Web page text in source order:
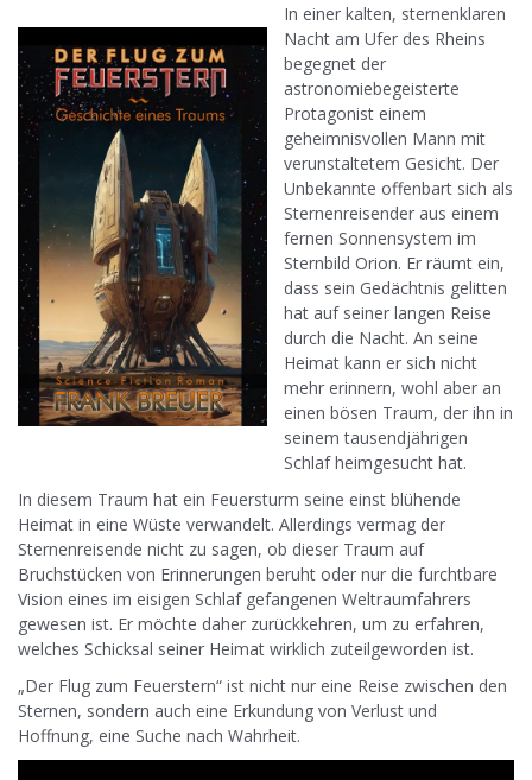
In einer kalten, sternenklaren
Nacht am Ufer des Rheins
begegnet der
astronomiebegeisterte
Protagonist einem
geheimnisvollen Mann mit
verunstaltetem Gesicht. Der
Unbekannte offenbart sich als
Sternenreisender aus einem
fernen Sonnensystem im
Sternbild Orion. Er räumt ein,
dass sein Gedächtnis gelitten
hat auf seiner langen Reise
durch die Nacht. An seine
Heimat kann er sich nicht
mehr erinnern, wohl aber an
einen bösen Traum, der ihn in
seinem tausendjährigen
Schlaf heimgesucht hat.
In diesem Traum hat ein Feuersturm seine einst blühende
Heimat in eine Wüste verwandelt. Allerdings vermag der
Sternenreisende nicht zu sagen, ob dieser Traum auf
Bruchstücken von Erinnerungen beruht oder nur die furchtbare
Vision eines im eisigen Schlaf gefangenen Weltraumfahrers
gewesen ist. Er möchte daher zurückkehren, um zu erfahren,
welches Schicksal seiner Heimat wirklich zuteilgeworden ist.
„Der Flug zum Feuerstern“ ist nicht nur eine Reise zwischen den
Sternen, sondern auch eine Erkundung von Verlust und
Hoffnung, eine Suche nach Wahrheit.